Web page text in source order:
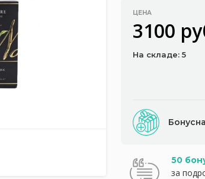
ЦЕНА
3100
На складе: 5
50
за